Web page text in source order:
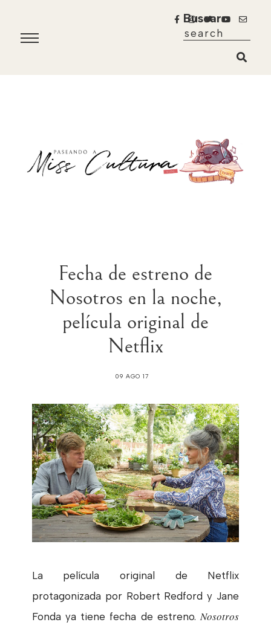
Buscar
Fecha de estreno de
Nosotros en la noche,
película original de
Netflix
09 AGO 17
La película original de Netflix
protagonizada por Robert Redford y Jane
Fonda ya tiene fecha de estreno. Nosotros